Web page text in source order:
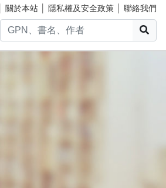
關於本站 隱私權及安全政策 聯絡我們